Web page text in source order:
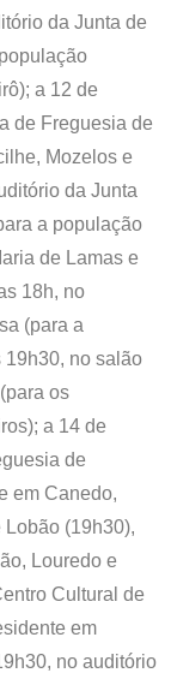
da Junta de
a 12 de
de Freguesia de
Mozelos e
da Junta
a população
de Lamas e
18h, no
(para a
19h30, no salão
os
a 14 de
de
em Canedo,
(19h30),
Louredo e
Cultural de
em
no auditório